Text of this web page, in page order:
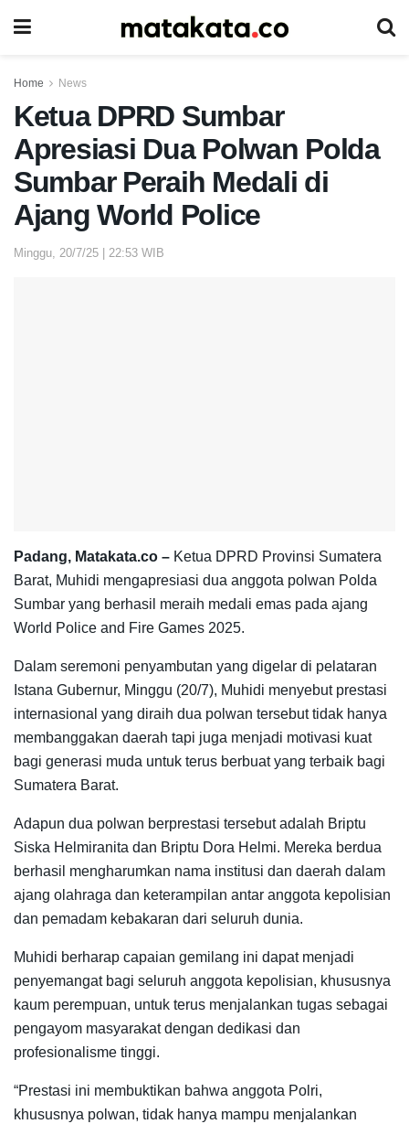
Home News
Ketua DPRD Sumbar
Apresiasi Dua Polwan Polda
Sumbar Peraih Medali di
Ajang World Police
Minggu, 20/7/25 | 22:53 WIB
Padang, Matakata.co – Ketua DPRD Provinsi Sumatera
Barat, Muhidi mengapresiasi dua anggota polwan Polda
Sumbar yang berhasil meraih medali emas pada ajang
World Police and Fire Games 2025.
Dalam seremoni penyambutan yang digelar di pelataran
Istana Gubernur, Minggu (20/7), Muhidi menyebut prestasi
internasional yang diraih dua polwan tersebut tidak hanya
membanggakan daerah tapi juga menjadi motivasi kuat
bagi generasi muda untuk terus berbuat yang terbaik bagi
Sumatera Barat.
Adapun dua polwan berprestasi tersebut adalah Briptu
Siska Helmiranita dan Briptu Dora Helmi. Mereka berdua
berhasil mengharumkan nama institusi dan daerah dalam
ajang olahraga dan keterampilan antar anggota kepolisian
dan pemadam kebakaran dari seluruh dunia.
Muhidi berharap capaian gemilang ini dapat menjadi
penyemangat bagi seluruh anggota kepolisian, khususnya
kaum perempuan, untuk terus menjalankan tugas sebagai
pengayom masyarakat dengan dedikasi dan
profesionalisme tinggi.
“Prestasi ini membuktikan bahwa anggota Polri,
khususnya polwan, tidak hanya mampu menjalankan